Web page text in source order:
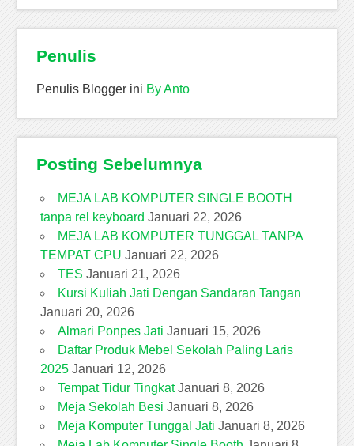
Penulis
Penulis Blogger ini By Anto
Posting Sebelumnya
MEJA LAB KOMPUTER SINGLE BOOTH
tanpa rel keyboard Januari 22, 2026
MEJA LAB KOMPUTER TUNGGAL TANPA
TEMPAT CPU Januari 22, 2026
TES Januari 21, 2026
Kursi Kuliah Jati Dengan Sandaran Tangan
Januari 20, 2026
Almari Ponpes Jati Januari 15, 2026
Daftar Produk Mebel Sekolah Paling Laris
2025 Januari 12, 2026
Tempat Tidur Tingkat Januari 8, 2026
Meja Sekolah Besi Januari 8, 2026
Meja Komputer Tunggal Jati Januari 8, 2026